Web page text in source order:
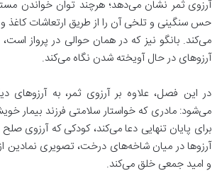
آرزوی ثمر نشان می‌دهد؛ هرچند توان خواندن
حس سنگینی و تلخی آن را از طریق ارتعاشات
می‌کند. بانگو نیز که در همان حوالی در پرواز
آرزوهای در حال آویخته شدن نگاه می‌کند.
در این فصل، علاوه بر آرزوی ثمر، به آرزوهای
می‌شود: مادری که خواستار سلامتی فرزند بیمار
برای پایان تنهایی دعا می‌کند، کودکی که آرزوی
آرزوها در میان شاخه‌های درخت، تصویری نمادین
و امید جمعی خلق می‌کند.